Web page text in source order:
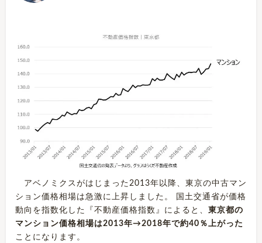
アベノミクスがはじまった2013年以降、東京の中古マン
ション価格相場は急激に上昇しました。 国土交通省が価格
動向を指数化した『不動産価格指数』によると、 東京都の
マンション価格相場は2013年→2018年で約40％上がった
ことになります。